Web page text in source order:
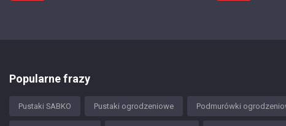
Popularne frazy
Pustaki SABKO Pustaki ogrodzeniowe Podmurówki